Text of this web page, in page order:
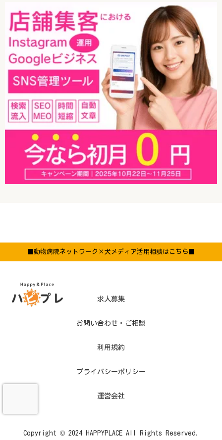
■動物病院ネットワーク×犬メディア活用相談はこちら■
求人募集
お問い合わせ・ご相談
利用規約
プライバシーポリシー
運営会社
Copyright © 2024 HAPPYPLACE All Rights Reserved.